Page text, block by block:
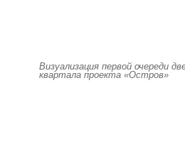
Визуализация первой очереди
квартала проекта «Остров»